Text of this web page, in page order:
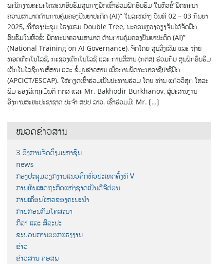
ພະນັກງານຄະນະໂຄສະນາອົບຮົມສູນກາງພັກເຂົ້າຮ່ວມຝຶກອົບຮົມ ໃນຫົວຂໍ້”ພັດທະນາ
ຄວາມສາມາດດ້ານການຄຸ້ມຄອງປັນຍາປະດິດ (AI)” ໃນລະຫວ່າງ ວັນທີ 02 – 03 ກັນຍາ
2025, ທີ່ຫ້ອງປະຊຸມ ໂຮງແຮມ Double Tree, ນະຄອນຫຼວງວຽງຈັນໄດ້ຈັດຝຶກ
ອົບຮົມໃນຫົວຂໍ້: ພັດທະນາຄວາມສາມາດ ດ້ານການຄຸ້ມຄອງປັນຍາປະດິດ (AI)”
(National Training on AI Governance), ຈັດໂດຍ ສູນສົ່ງເສີມ ແລະ ຖ່າຍ
ທອດເຕັກໂນໂລຊີ, ກະຊວງເຕັກໂນໂລຊີ ແລະ ການສື່ສານ (ກຕສ) ຮ່ວມກັບ ສູນຝຶກອົບຮົມ
ເຕັກໂນໂລຊີການສື່ສານ ແລະ ຂໍ້ມູນຂ່າວສານ ເພື່ອການພັດທະນາອາຊີປາຊີຟິກ
(APCICT/ESCAP). ໃຫ້ກຽດເຂົ້າຮ່ວມເປັນປະທານຮ່ວມ ໂດຍ ທ່ານ ແກ້ວວິສຸກ ໂສລະ
ພົມ ຮອງລັດຖະມົນຕີ ກຕສ ແລະ Mr. Bakhodir Burkhanov, ຜູ້ປະສານງານ
ອົງການສະຫະປະຊາຊາດ ປະຈຳ ສປປ ລາວ. ເຂົ້າຮ່ວມມີ: Mr. […]
ໝວດຂ່າວສານ
3 ອົງການຈັດຕັ້ງມະຫາຊົນ
news
ກອງປະຊຸມວຽກງານແນວຄິດທົ່ວປະເທດຄັ້ງທີ V
ການຫັນເສດຖະກິດແຫ່ງຊາດເປັນດີຈີຕ໋ອນ
ການເຄື່ອນໄຫວຂອງຄະນະນຳ
ກາບກອນກົມໂຄສະນາ
ກິລາ ແລະ ສິລະປະ
ຂະບວນການອອກແຮງງານ
ຂ່າວ
ຂ່າວສານ ຄອສພ